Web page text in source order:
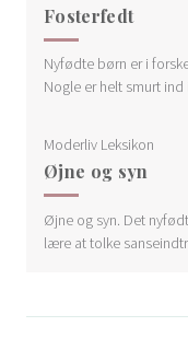
Fosterfedt
Nyfødte børn er i
Nogle er helt smurt ind
Moderliv Leksikon
Øjne og syn
Øjne og syn. Det
lære at tolke